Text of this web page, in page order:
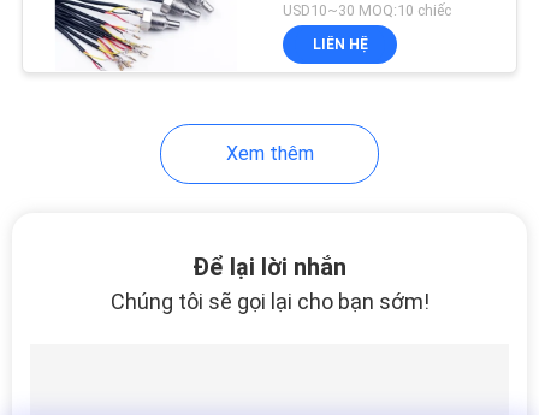
USD10~30 MOQ:10 chiếc
LIÊN HỆ
Xem thêm
Để lại lời nhắn
Chúng tôi sẽ gọi lại cho bạn sớm!